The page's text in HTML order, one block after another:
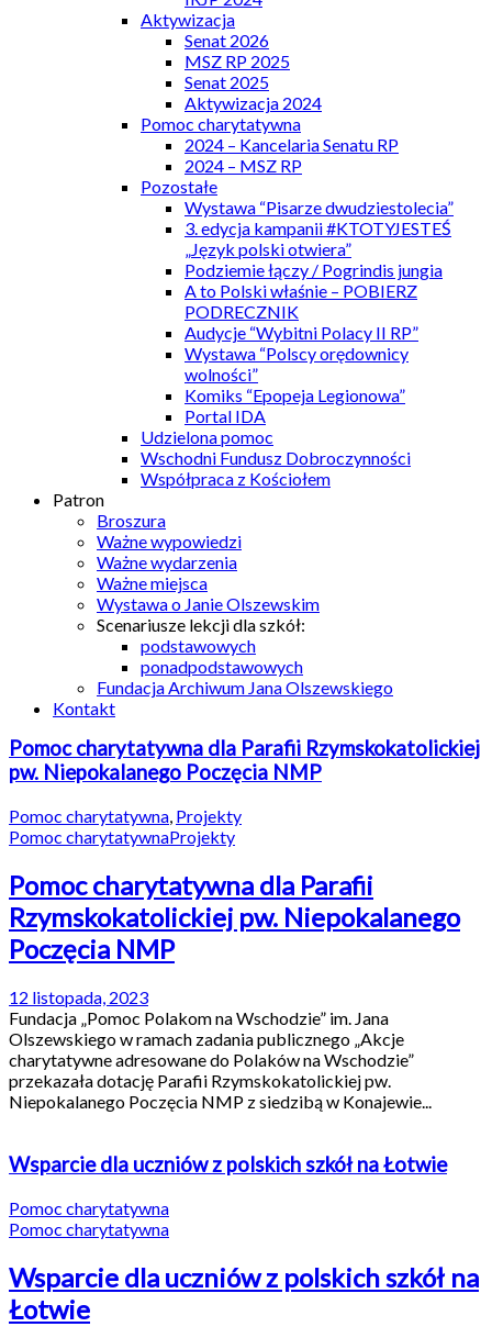
Aktywizacja
Senat 2026
MSZ RP 2025
Senat 2025
Aktywizacja 2024
Pomoc charytatywna
2024 – Kancelaria Senatu RP
2024 – MSZ RP
Pozostałe
Wystawa “Pisarze dwudziestolecia”
3. edycja kampanii #KTOTYJESTEŚ
„Język polski otwiera”
Podziemie łączy / Pogrindis jungia
A to Polski właśnie – POBIERZ
PODRECZNIK
Audycje “Wybitni Polacy II RP”
Wystawa “Polscy orędownicy
wolności”
Komiks “Epopeja Legionowa”
Portal IDA
Udzielona pomoc
Wschodni Fundusz Dobroczynności
Współpraca z Kościołem
Patron
Broszura
Ważne wypowiedzi
Ważne wydarzenia
Ważne miejsca
Wystawa o Janie Olszewskim
Scenariusze lekcji dla szkół:
podstawowych
ponadpodstawowych
Fundacja Archiwum Jana Olszewskiego
Kontakt
Pomoc charytatywna dla Parafii Rzymskokatolickiej
pw. Niepokalanego Poczęcia NMP
Pomoc charytatywna Projekty
Pomoc charytatywnaProjekty
Pomoc charytatywna dla Parafii
Rzymskokatolickiej pw. Niepokalanego
Poczęcia NMP
12 listopada, 2023
Fundacja „Pomoc Polakom na Wschodzie” im. Jana
Olszewskiego w ramach zadania publicznego „Akcje
charytatywne adresowane do Polaków na Wschodzie”
przekazała dotację Parafii Rzymskokatolickiej pw.
Niepokalanego Poczęcia NMP z siedzibą w Konajewie...
Wsparcie dla uczniów z polskich szkół na Łotwie
Pomoc charytatywna
Pomoc charytatywna
Wsparcie dla uczniów z polskich szkół na
Łotwie